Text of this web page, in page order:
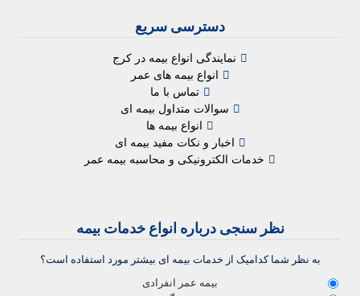
دسترسی سریع
نمایندگی انواع بیمه در کرج
انواع بیمه های عمر
تماس با ما
سوالات متداول بیمه ای
انواع بیمه ها
اخبار و نکات مفید بیمه ای
خدمات الکترونیکی و محاسبه بیمه عمر
نظر سنجی درباره انواع خدمات بیمه
به نظر شما کدامیک از خدمات بیمه ای بیشتر مورد استفاده است؟
بیمه عمر انفرادی